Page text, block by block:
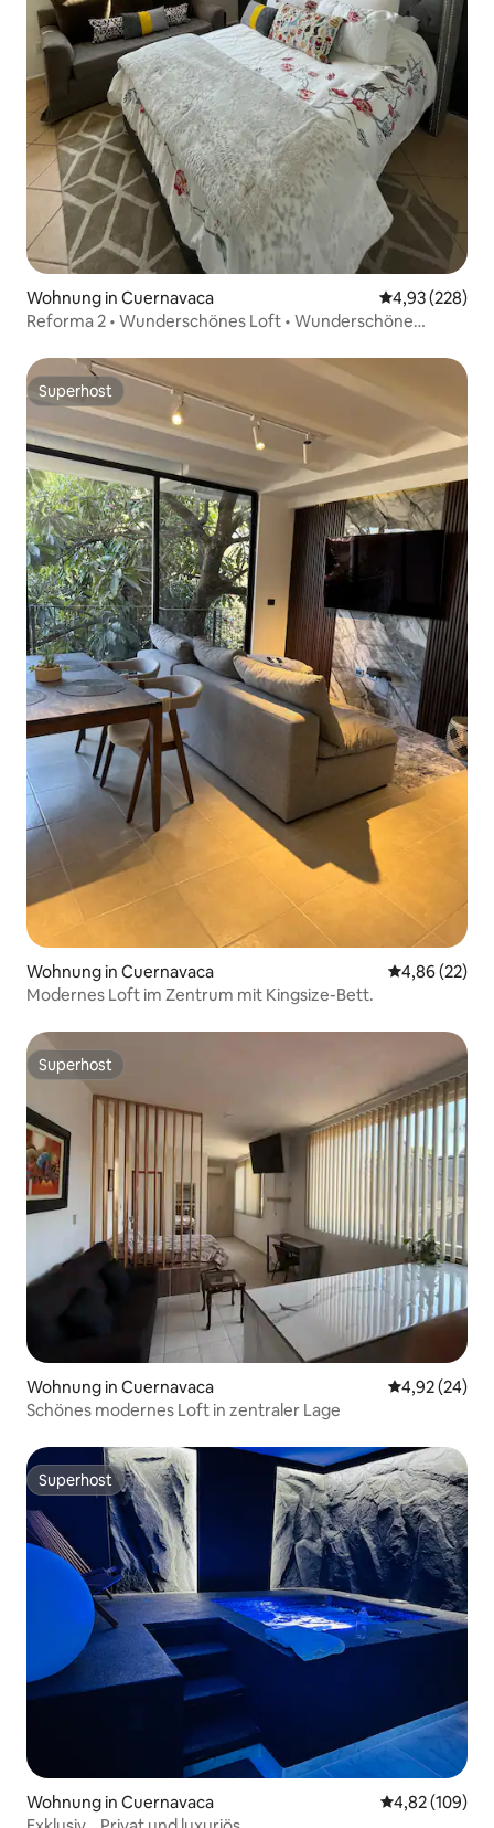
Wohnung in Cuernavaca
4,93 (228)
Reforma 2 • Wunderschönes Loft • Wunderschöne
Superhost
Superhost
Wohnung in Cuernavaca
4,86 (22)
Modernes Loft im Zentrum mit Kingsize-Bett.
Superhost
Superhost
Wohnung in Cuernavaca
4,92 (24)
Schönes modernes Loft in zentraler Lage
Superhost
Superhost
Wohnung in Cuernavaca
4,82 (109)